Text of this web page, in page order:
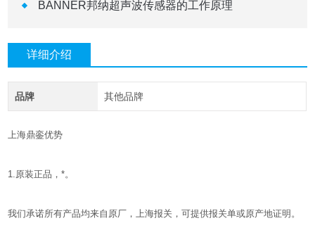
BANNER邦纳超声波传感器的工作原理
详细介绍
品牌 其他品牌
上海鼎銮优势
1.原装正品，*。
我们承诺所有产品均来自原厂，上海报关，可提供报关单或原产地证明。